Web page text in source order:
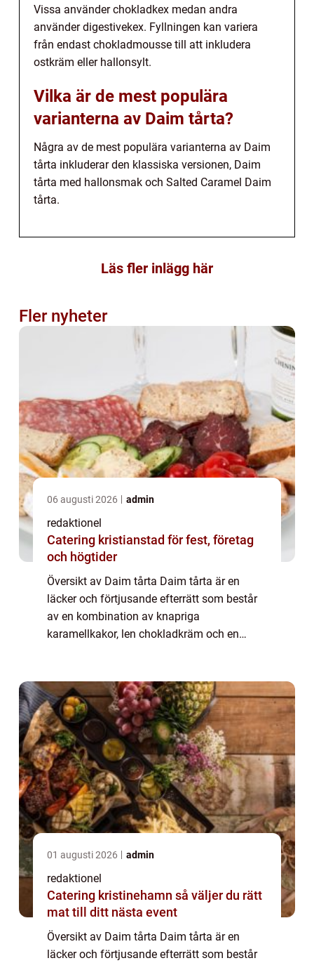
Vissa använder chokladkex medan andra
använder digestivekex. Fyllningen kan variera
från endast chokladmousse till att inkludera
ostkräm eller hallonsylt.
Vilka är de mest populära
varianterna av Daim tårta?
Några av de mest populära varianterna av Daim
tårta inkluderar den klassiska versionen, Daim
tårta med hallonsmak och Salted Caramel Daim
tårta.
Läs fler inlägg här
Fler nyheter
06 augusti 2026 admin
redaktionel
Catering kristianstad för fest, företag
och högtider
Översikt av Daim tårta Daim tårta är en
läcker och förtjusande efterrätt som består
av en kombination av knapriga
karamellkakor, len chokladkräm och en
matentusiaster och erbj...
01 augusti 2026 admin
redaktionel
Catering kristinehamn så väljer du rätt
mat till ditt nästa event
Översikt av Daim tårta Daim tårta är en
läcker och förtjusande efterrätt som består